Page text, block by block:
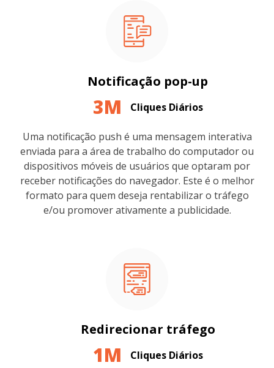
Notificação pop-up
3M Cliques Diários
Uma notificação push é uma mensagem interativa
enviada para a área de trabalho do computador ou
dispositivos móveis de usuários que optaram por
receber notificações do navegador. Este é o melhor
formato para quem deseja rentabilizar o tráfego
e/ou promover ativamente a publicidade.
Redirecionar tráfego
1M Cliques Diários